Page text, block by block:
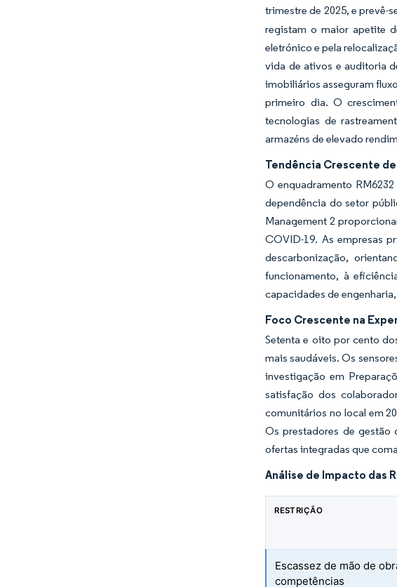
trimestre de 2025, e prevê-
registam o maior apetite
eletrónico e pela
vida de ativos e auditoria
imobiliários asseguram
primeiro dia. O
tecnologias de
armazéns de elevado
Tendência Crescente
O enquadramento
dependência do setor
Management 2
COVID-19. As empresas
descarbonização,
funcionamento, à
capacidades de
Foco Crescente na
Setenta e oito por cento
mais saudáveis. Os
investigação em
satisfação dos
comunitários no local em
Os prestadores de gestão
ofertas integradas que
Análise de Impacto das
RESTRIÇÃO
Escassez de mão de
competências